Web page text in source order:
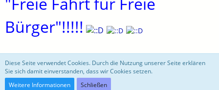
Bürger"!!!!!
motoblog
Community-Software:
Diese Seite verwendet Cookies. Durch die Nutzung unserer Seite erklären
Sie sich damit einverstanden, dass wir Cookies setzen.
Weitere Informationen
Schließen